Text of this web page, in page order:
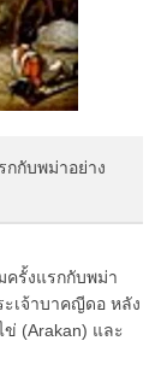
กกับพม่าอย่าง
ครั้งแรกกับพม่า
เจ้าบาคญีดอ หลัง
(Arakan) และ